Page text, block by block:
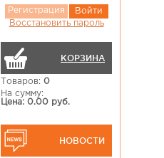
Регистрация
Войти
Восстановить пароль
КОРЗИНА
Товаров: 0
На сумму:
Цена: 0.00 руб.
НОВОСТИ